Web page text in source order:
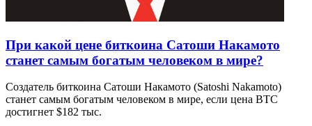
При какой цене биткоина Сатоши Накамото
станет самым богатым человеком в мире?
Создатель биткоина Сатоши Накамото (Satoshi Nakamoto)
станет самым богатым человеком в мире, если цена BTC
достигнет $182 тыс.